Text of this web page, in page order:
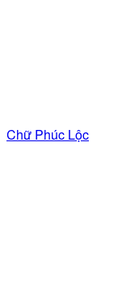
Chữ Phúc Lộc